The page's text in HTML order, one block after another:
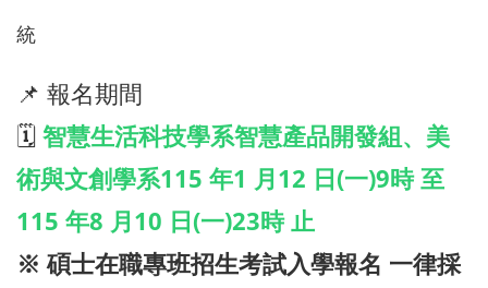
統
📌 報名期間
🗓️ 智慧生活科技學系智慧產品開發組、美
術與文創學系115 年1 月12 日(一)9時 至
115 年8 月10 日(一)23時 止
※ 碩士在職專班招生考試入學報名 一律採